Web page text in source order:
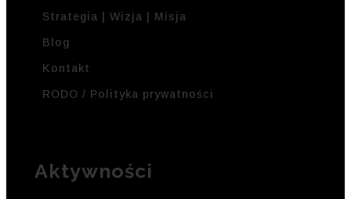
Strategia | Wizja | Misja
Blog
Kontakt
RODO / Polityka prywatności
Aktywności